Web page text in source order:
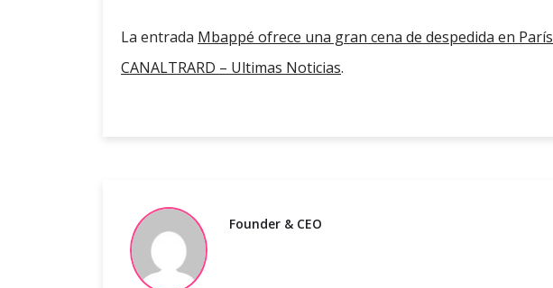
La entrada Mbappé ofrece una gran cena de despedida en París
CANALTRARD – Ultimas Noticias.
Founder & CEO